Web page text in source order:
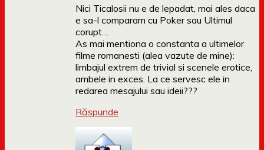
Nici Ticalosii nu e de lepadat, mai ales daca
e sa-l comparam cu Poker sau Ultimul
corupt…
As mai mentiona o constanta a ultimelor
filme romanesti (alea vazute de mine):
limbajul extrem de trivial si scenele erotice,
ambele in exces. La ce servesc ele in
redarea mesajului sau ideii???
Răspunde